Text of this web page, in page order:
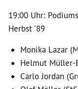
19:00 Uhr:
Herbst '89
Monika Lazar
Helmut Müller-
Carlo Jordan